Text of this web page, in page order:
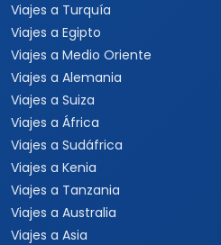
Viajes a Turquía
Viajes a Egipto
Viajes a Medio Oriente
Viajes a Alemania
Viajes a Suiza
Viajes a África
Viajes a Sudáfrica
Viajes a Kenia
Viajes a Tanzania
Viajes a Australia
Viajes a Asia